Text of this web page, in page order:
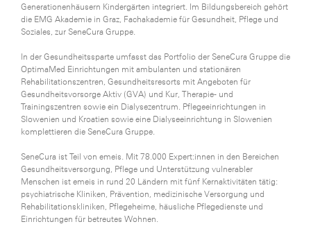
Generationenhäusern Kindergärten integriert. Im Bildungsbereich gehört
die EMG Akademie in Graz, Fachakademie für Gesundheit, Pflege und
Soziales, zur SeneCura Gruppe.
In der Gesundheitssparte umfasst das Portfolio der SeneCura Gruppe die
OptimaMed Einrichtungen mit ambulanten und stationären
Rehabilitationszentren, Gesundheitsresorts mit Angeboten für
Gesundheitsvorsorge Aktiv (GVA) und Kur, Therapie- und
Trainingszentren sowie ein Dialysezentrum. Pflegeeinrichtungen in
Slowenien und Kroatien sowie eine Dialyseeinrichtung in Slowenien
komplettieren die SeneCura Gruppe.
SeneCura ist Teil von emeis. Mit 78.000 Expert:innen in den Bereichen
Gesundheitsversorgung, Pflege und Unterstützung vulnerabler
Menschen ist emeis in rund 20 Ländern mit fünf Kernaktivitäten tätig:
psychiatrische Kliniken, Prävention, medizinische Versorgung und
Rehabilitationskliniken, Pflegeheime, häusliche Pflegedienste und
Einrichtungen für betreutes Wohnen.